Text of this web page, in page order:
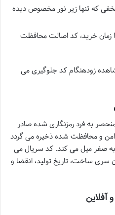
که تنها زیر نور مخصوص دیده
زمان خرید، کد اصالت محافظت
زودهنگام کد جلوگیری می
به فرد رمزنگاری شده صادر
امن و محافظت شده ذخیره می گردد
صفر میل می کند. کد سریال می
سری ساخت، تاریخ تولید، انقضا و